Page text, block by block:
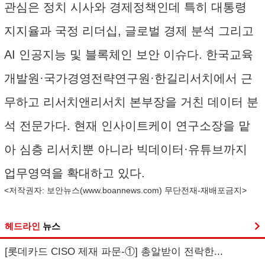
관심은 정치 시사와 경제정책인데 특히 대통령
지지율과 국정 리더십, 글로벌 경제 분석 그리고
AI 인공지능 및 블록체인 보안 이슈다. 한국교육
개발원·국가경영전략연구원·한길리서치에서 근
무하고 리서치앤리서치 본부장을 거친 데이터 분
석 전문가다. 현재 인사이트케이 연구소장을 맡
아 심층 리서치뿐 아니라 빅데이터·유튜브까지
업무영역을 확대하고 있다.
<저작권자: 보안뉴스(www.boannews.com) 무단전재-재배포금지>
헤드라인 뉴스
[롯데카드 CISO 제재 파문-①] 총알받이 전락한...